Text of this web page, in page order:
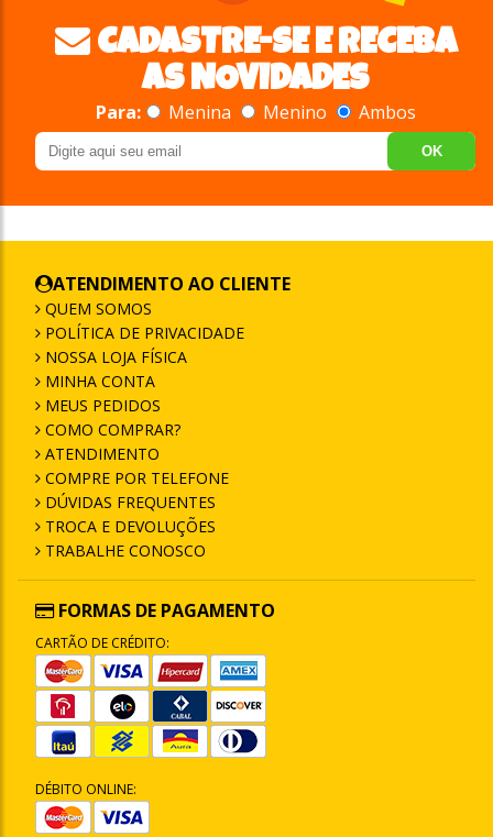
CADASTRE-SE E RECEBA
AS NOVIDADES
Para: Menina Menino Ambos
OK
ATENDIMENTO AO CLIENTE
QUEM SOMOS
POLÍTICA DE PRIVACIDADE
NOSSA LOJA FÍSICA
MINHA CONTA
MEUS PEDIDOS
COMO COMPRAR?
ATENDIMENTO
COMPRE POR TELEFONE
DÚVIDAS FREQUENTES
TROCA E DEVOLUÇÕES
TRABALHE CONOSCO
FORMAS DE PAGAMENTO
CARTÃO DE CRÉDITO:
DÉBITO ONLINE: